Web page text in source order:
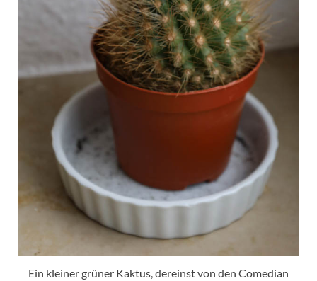
Ein kleiner grüner Kaktus, dereinst von den Comedian